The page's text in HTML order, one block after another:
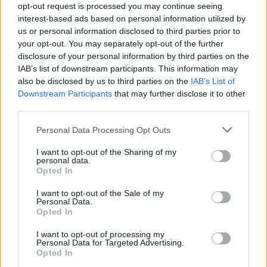
opt-out request is processed you may continue seeing
interest-based ads based on personal information utilized by
us or personal information disclosed to third parties prior to
your opt-out. You may separately opt-out of the further
disclosure of your personal information by third parties on the
IAB’s list of downstream participants. This information may
also be disclosed by us to third parties on the IAB’s List of
Downstream Participants that may further disclose it to other
Personal Data Processing Opt Outs
I want to opt-out of the Sharing of my
personal data.
Opted In
I want to opt-out of the Sale of my
Personal Data.
Opted In
I want to opt-out of processing my
Personal Data for Targeted Advertising.
Opted In
επόμενης θεραπευτικής προσέγγισης.
Ταυτόχρονα, απαλλάσσει τις ασθενείς από την
εκτεταμένη λεμφαδενεκτομή, η οποία αυξάνει
τον κίνδυνο εμφάνισης λεμφοιδήματος στα
κάτω άκρα έως και 30%, κατά τα πρώτα δύο
μετεγχειρητικά χρόνια.
να εφαρμοστεί;
Η μέθοδος του λεμφαδένα φρουρού
θεραπεία του καρκίνου του αιδοίου, του
καρκίνου του τραχήλου της μήτρας και
πρόσφατα στον καρκίνο του ενδομήτριου, με
τα ενθαρρυντικά αποτελέσματα που